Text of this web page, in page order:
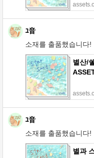
ﾕ音
소재를 출품했습니다!
별산/
ﾕ音
소재를 출품했습니다!
별과